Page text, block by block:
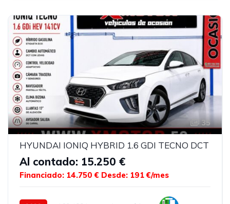
35
HYUNDAI IONIQ HYBRID 1.6 GDI TECNO DCT
Al contado: 15.250 €
Financiado: 14.750 € Desde: 191 €/mes